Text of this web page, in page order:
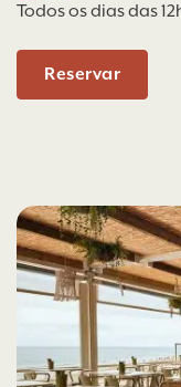
Todos os dias das
Reservar